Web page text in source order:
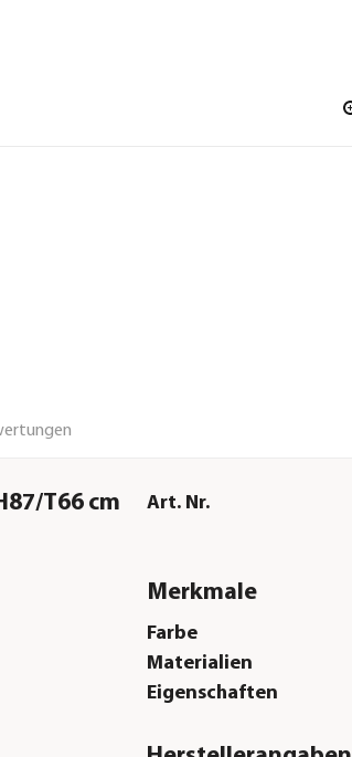
T66 cm Art. Nr.
Merkmale
Farbe
Materialien
Eigenschaften